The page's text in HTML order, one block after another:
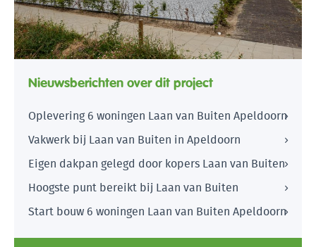
Nieuwsberichten over dit project
Oplevering 6 woningen Laan van Buiten Apeldoorn
Vakwerk bij Laan van Buiten in Apeldoorn
Eigen dakpan gelegd door kopers Laan van Buiten
Hoogste punt bereikt bij Laan van Buiten
Start bouw 6 woningen Laan van Buiten Apeldoorn